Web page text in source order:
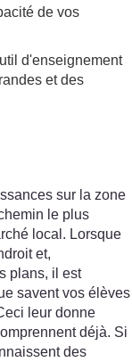
de vos
d'enseignement
et des
sur la zone
le plus
local. Lorsque
et,
plans, il est
savent vos élèves
leur donne
déjà. Si
des